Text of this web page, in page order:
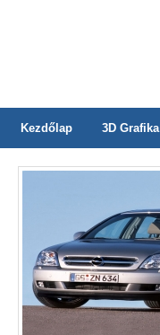
Kezdőlap 3D Grafika